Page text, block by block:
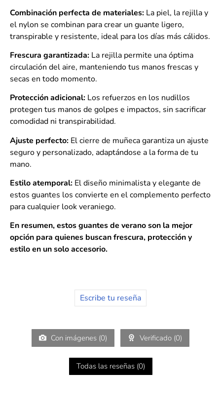
Combinación perfecta de materiales: La piel, la rejilla y
el nylon se combinan para crear un guante ligero,
transpirable y resistente, ideal para los días más cálidos.
Frescura garantizada: La rejilla permite una óptima
circulación del aire, manteniendo tus manos frescas y
secas en todo momento.
Protección adicional: Los refuerzos en los nudillos
protegen tus manos de golpes e impactos, sin sacrificar
comodidad ni transpirabilidad.
Ajuste perfecto: El cierre de muñeca garantiza un ajuste
seguro y personalizado, adaptándose a la forma de tu
mano.
Estilo atemporal: El diseño minimalista y elegante de
estos guantes los convierte en el complemento perfecto
para cualquier look veraniego.
En resumen, estos guantes de verano son la mejor
opción para quienes buscan frescura, protección y
estilo en un solo accesorio.
Escribe tu reseña
Con imágenes (0) Verificado (0)
Todas las reseñas (0)